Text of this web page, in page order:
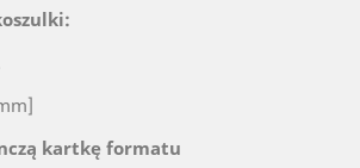
kartkę formatu